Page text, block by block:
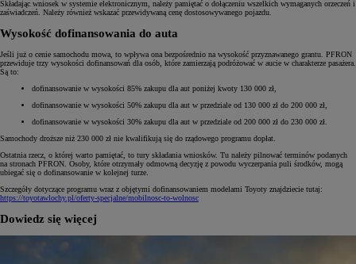
Składając wniosek w systemie elektronicznym, należy pamiętać o dołączeniu wszelkich wymaganych orzeczeń i
zaświadczeń. Należy również wskazać przewidywaną cenę dostosowywanego pojazdu.
Wysokość dofinansowania do auta
Jeśli już o cenie samochodu mowa, to wpływa ona bezpośrednio na wysokość przyznawanego grantu. PFRON
przewiduje trzy wysokości dofinansowań dla osób, które zamierzają podróżować w aucie w charakterze pasażera.
Są to:
dofinansowanie w wysokości 85% zakupu dla aut poniżej kwoty 130 000 zł,
dofinansowanie w wysokości 50% zakupu dla aut w przedziale od 130 000 zł do 200 000 zł,
dofinansowanie w wysokości 30% zakupu dla aut w przedziale od 200 000 zł do 230 000 zł.
Samochody droższe niż 230 000 zł nie kwalifikują się do rządowego programu dopłat.
Ostatnia rzecz, o której warto pamiętać, to tury składania wniosków. Tu należy pilnować terminów podanych
na stronach PFRON. Osoby, które otrzymały odmowną decyzję z powodu wyczerpania puli środków, mogą
ubiegać się o dofinansowanie w kolejnej turze.
Szczegóły dotyczące programu wraz z objętymi dofinansowaniem modelami Toyoty znajdziecie tutaj:
https://toyotawlochy.pl/oferty-specjalne/mobilnosc-to-wolnosc
Dowiedz się więcej